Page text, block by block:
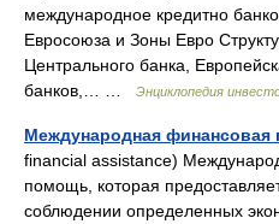
международное кредитно
Евросоюза и Зоны Евро
Центрального банка,
банков,… …
Энциклопедия
Международная финансовая
financial assistance)
помощь, которая
соблюдении определенных